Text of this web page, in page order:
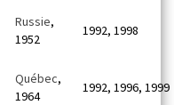
Russie,
1952
1992, 1998
Québec,
1964
1992, 1996, 1999